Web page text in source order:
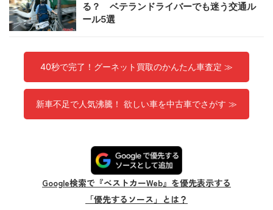
る？ ベテランドライバーでも迷う交通ル
ール5選
40秒で完了！グーネット買取のかんたん車査定 ≫
新車不足で人気沸騰！ 欲しい車を中古車でさがす ≫
Google検索で『ベストカーWeb』を優先表示する
「優先するソース」とは？